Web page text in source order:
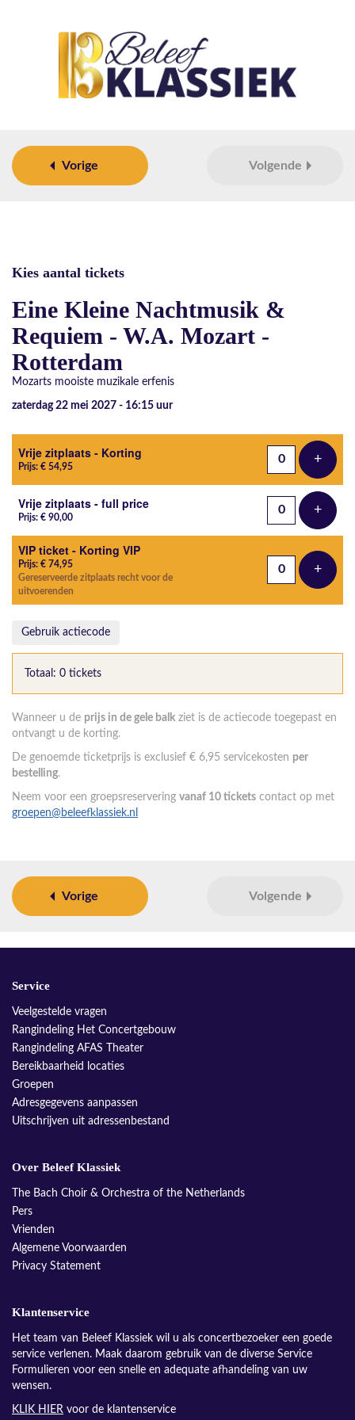
Vorige Volgende
Kies aantal tickets
Eine Kleine Nachtmusik &
Requiem - W.A. Mozart -
Rotterdam
Mozarts mooiste muzikale erfenis
zaterdag 22 mei 2027 - 16:15 uur
Aantal tickets
Vrije zitplaats - Korting
Prijs: € 54,95 +Voeg
Vrije zitplaats - full price
Prijs: € 90,00 +Voeg
VIP ticket - Korting VIP
Prijs: € 74,95
Gereserveerde zitplaats recht voor de
uitvoerenden
+Voeg
Gebruik actiecode
Totaal: 0 tickets
Wanneer u de prijs in de gele balk ziet is de actiecode toegepast en
ontvangt u de korting.
De genoemde ticketprijs is exclusief € 6,95 servicekosten per
bestelling.
Neem voor een groepsreservering vanaf 10 tickets contact op met
groepen@beleefklassiek.nl
Vorige Volgende
Service
Veelgestelde vragen
Rangindeling Het Concertgebouw
Rangindeling AFAS Theater
Bereikbaarheid locaties
Groepen
Adresgegevens aanpassen
Uitschrijven uit adressenbestand
Over Beleef Klassiek
The Bach Choir & Orchestra of the Netherlands
Pers
Vrienden
Algemene Voorwaarden
Privacy Statement
Klantenservice
Het team van Beleef Klassiek wil u als concertbezoeker een goede
service verlenen. Maak daarom gebruik van de diverse Service
Formulieren voor een snelle en adequate afhandeling van uw
wensen.
KLIK HIER voor de klantenservice